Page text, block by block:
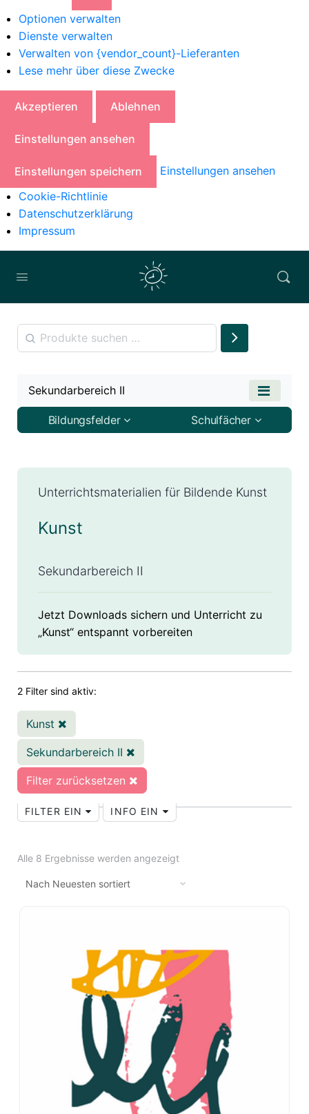
Optionen verwalten
Dienste verwalten
Verwalten von {vendor_count}-Lieferanten
Lese mehr über diese Zwecke
Akzeptieren Ablehnen
Einstellungen ansehen
Einstellungen speichern
Einstellungen ansehen
Cookie-Richtlinie
Datenschutzerklärung
Impressum
Unterrichtsmaterialien für Bildende Kunst
Kunst
Sekundarbereich II
Jetzt Downloads sichern und Unterricht zu
„Kunst“ entspannt vorbereiten
2 Filter sind aktiv:
Kunst
Sekundarbereich II
Filter zurücksetzen
FILTER EIN INFO EIN
Alle 8 Ergebnisse werden angezeigt
Sekundarbereich II
Bildungsfelder Schulfächer